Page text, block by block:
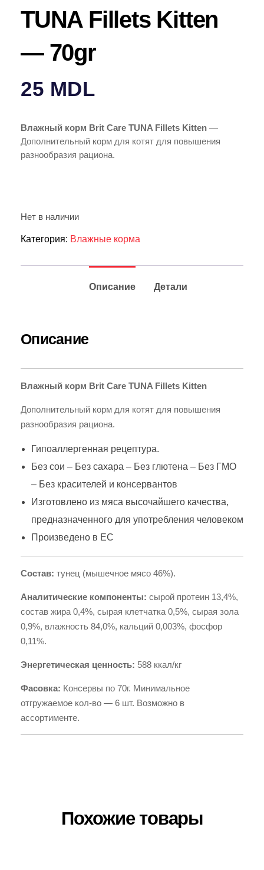
TUNA Fillets Kitten
— 70gr
25 MDL
Влажный корм Brit Care TUNA Fillets Kitten —
Дополнительный корм для котят для повышения
разнообразия рациона.
Нет в наличии
Категория: Влажные корма
Описание Детали
Описание
Влажный корм Brit Care TUNA Fillets Kitten
Дополнительный корм для котят для повышения
разнообразия рациона.
Гипоаллергенная рецептура.
Без сои – Без сахара – Без глютена – Без ГМО
– Без красителей и консервантов
Изготовлено из мяса высочайшего качества,
предназначенного для употребления человеком
Произведено в ЕС
Состав: тунец (мышечное мясо 46%).
Аналитические компоненты: сырой протеин 13,4%,
состав жира 0,4%, сырая клетчатка 0,5%, сырая зола
0,9%, влажность 84,0%, кальций 0,003%, фосфор
0,11%.
Энергетическая ценность: 588 ккал/кг
Фасовка: Консервы по 70г. Минимальное
отгружаемое кол-во — 6 шт. Возможно в
ассортименте.
Похожие товары